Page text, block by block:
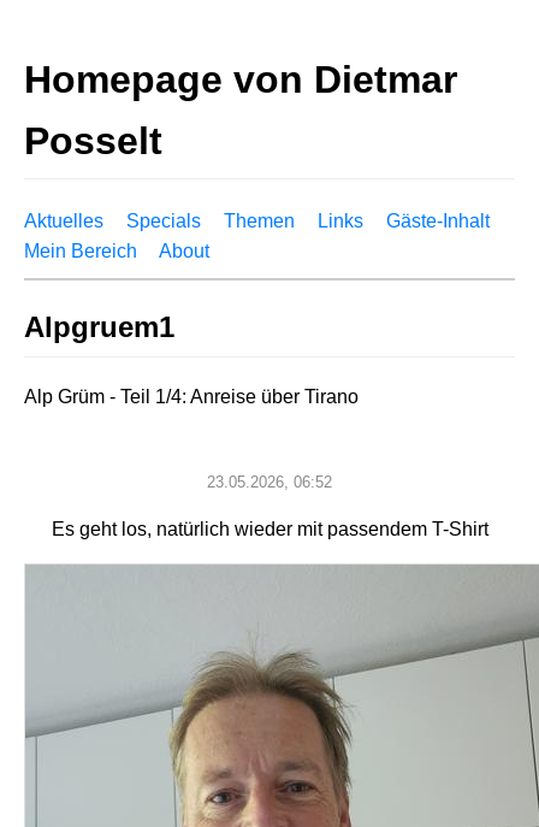
Homepage von Dietmar
Posselt
Aktuelles Specials Themen Links
Gäste-Inhalt
Mein Bereich
About
Alpgruem1
Alp Grüm - Teil 1/4: Anreise über Tirano
23.05.2026, 06:52
Es geht los, natürlich wieder mit passendem T-Shirt